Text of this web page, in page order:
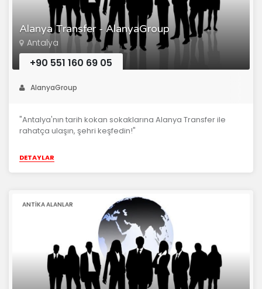
Alanya Transfer - AlanyaGroup
Antalya
+90 551 160 69 05
AlanyaGroup
"Antalya'nın tarih kokan sokaklarına Alanya Transfer ile
rahatça ulaşın, şehri keşfedin!"
DETAYLAR
ANTIKA ALANLAR